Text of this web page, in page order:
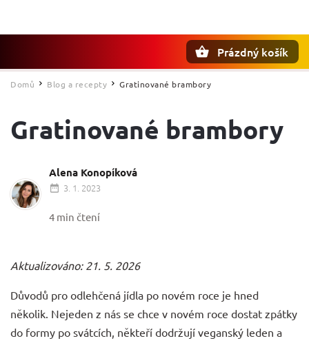
Prázdný košík
Domů / Blog a recepty / Gratinované brambory
Gratinované brambory
Alena Konopíková
3. 1. 2023
4 min čtení
Aktualizováno: 21. 5. 2026
Důvodů pro odlehčená jídla po novém roce je hned
několik. Nejeden z nás se chce v novém roce dostat zpátky
do formy po svátcích, někteří dodržují veganský leden a